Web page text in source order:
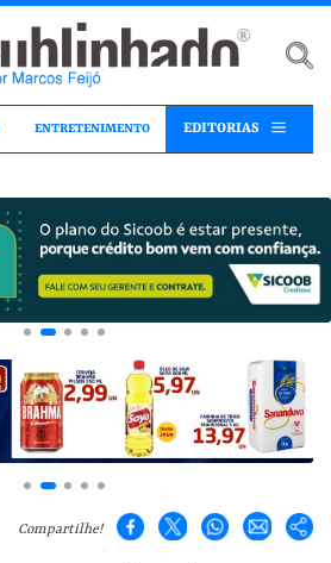
ENTRETENIMENTO EDITORIAS
Compartilhe!